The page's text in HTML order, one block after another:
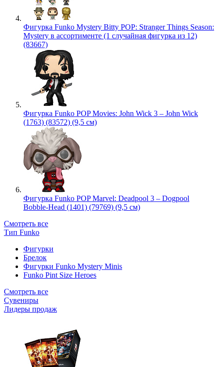
Фигурка Funko Mystery Bitty POP: Stranger Things Season:
Mystery в ассортименте (1 случайная фигурка из 12)
(83667)
Фигурка Funko POP Movies: John Wick 3 – John Wick
(1763) (83572) (9,5 см)
Фигурка Funko POP Marvel: Deadpool 3 – Dogpool
Bobble-Head (1401) (79769) (9,5 см)
Смотреть все
Тип Funko
Фигурки
Брелок
Фигурки Funko Mystery Minis
Funko Pint Size Heroes
Смотреть все
Сувениры
Лидеры продаж